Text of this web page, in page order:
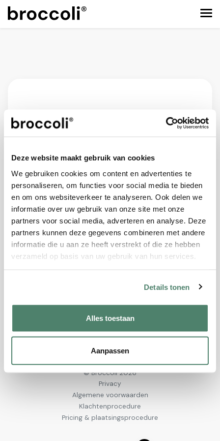
Deze website maakt gebruik van cookies
We gebruiken cookies om content en advertenties te
personaliseren, om functies voor social media te bieden
en om ons websiteverkeer te analyseren. Ook delen we
informatie over uw gebruik van onze site met onze
partners voor social media, adverteren en analyse. Deze
partners kunnen deze gegevens combineren met andere
informatie die u aan ze heeft verstrekt of die ze hebben
verzameld op basis van uw gebruik van hun services.
Details tonen
Alles toestaan
Aanpassen
Registreer
Er mist iets
Fout 404 - Pagina niet gevonden
Terug naar de startpagina
© Broccoli 2026
Privacy
Algemene voorwaarden
Klachtenprocedure
Pricing & plaatsingsprocedure